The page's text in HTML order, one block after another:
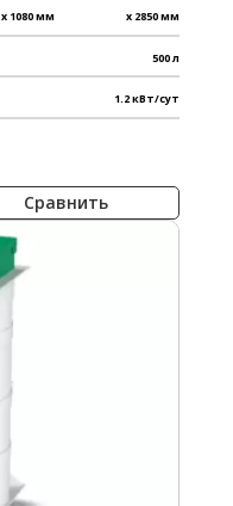
x 1080 мм x 2850 мм
500 л
1.2 кВт/сут
Сравнить